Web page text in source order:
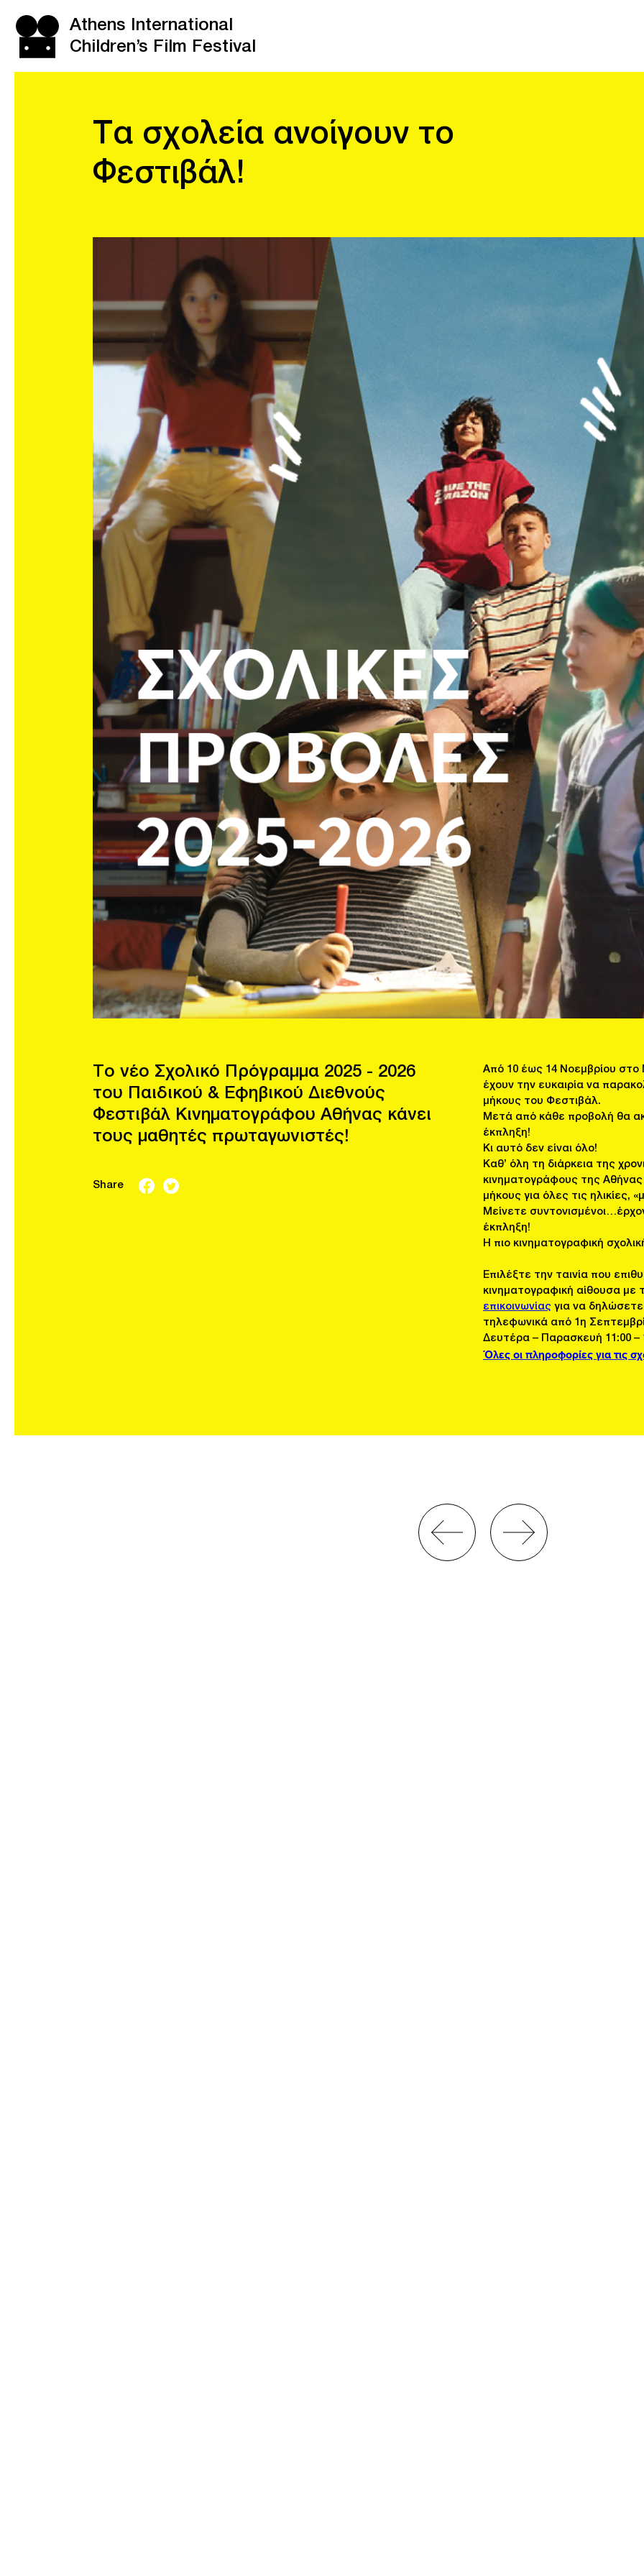
Athens International
Children’s Film Festival
Τα σχολεία ανοίγουν το
Φεστιβάλ!
Το νέο Σχολικό Πρόγραμμα 2025 - 2026
του Παιδικού & Εφηβικού Διεθνούς
Φεστιβάλ Κινηματογράφου Αθήνας κάνει
τους μαθητές πρωταγωνιστές!
Share
Από 10 έως 14 Νοεμβρίου
έχουν την ευκαιρία να
μήκους του Φεστιβάλ.
Μετά από κάθε προβολή θα
έκπληξη!
Κι αυτό δεν είναι όλο!
Καθ’ όλη τη διάρκεια της
κινηματογράφους της
μήκους για όλες τις ηλικίες,
Μείνετε
έκπληξη!
Η πιο κινηματογραφική
Επιλέξτε την ταινία που
κινηματογραφική αίθουσα
επικοινωνίας για να
τηλεφωνικά από 1η
Δευτέρα – Παρασκευή 11:00 –
Όλες οι πληροφορίες για τις